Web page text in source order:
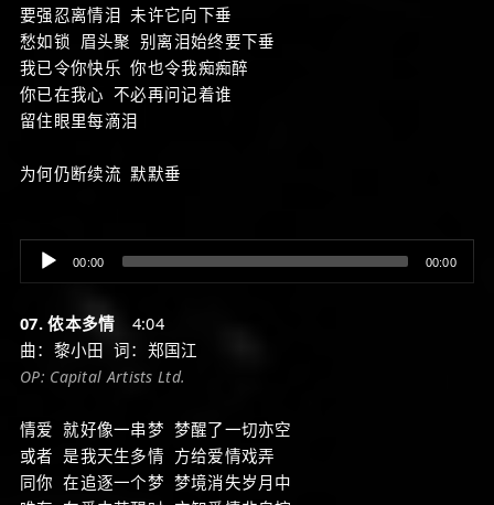
要强忍离情泪 未许它向下垂
愁如锁 眉头聚 别离泪始终要下垂
我已令你快乐 你也令我痴痴醉
你已在我心 不必再问记着谁
留住眼里每滴泪
为何仍断续流 默默垂
Audio
Player
00:00 00:00
07. 侬本多情 4:04
曲：黎小田 词：郑国江
OP: Capital Artists Ltd.
情爱 就好像一串梦 梦醒了一切亦空
或者 是我天生多情 方给爱情戏弄
同你 在追逐一个梦 梦境消失岁月中